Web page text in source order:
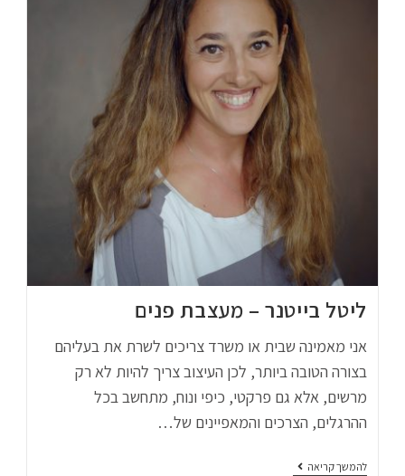
ליטל בייטנר – מעצבת פנים
אני מאמינה שבית או משרד צריכים לשרת את בעליהם
בצורה הטובה ביותר, לכן העיצוב צריך להיות לא רק
מרשים, אלא גם פרקטי, כיפי ונוח, מתחשב בכל
ההרגלים, הצרכים והמאפיינים של…
להמשך קריאה